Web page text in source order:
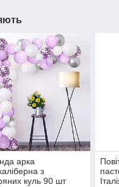
арка
з
куль 90 шт